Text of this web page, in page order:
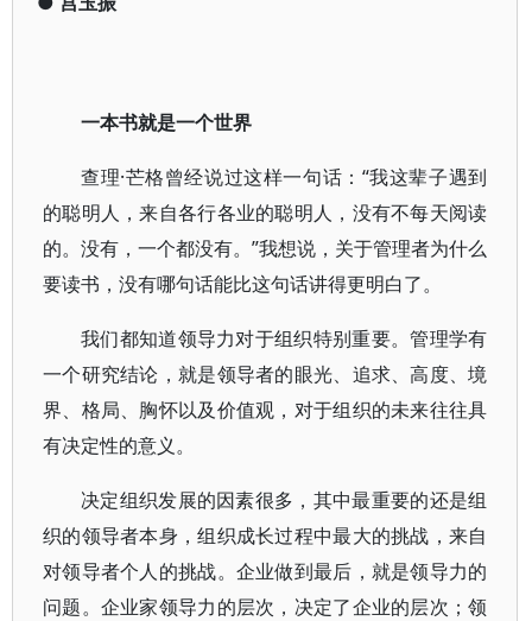
一本书就是一个世界
查理·芒格曾经说过这样一句话：“我这辈子遇到
的聪明人，来自各行各业的聪明人，没有不每天阅读
的。没有，一个都没有。”我想说，关于管理者为什么
要读书，没有哪句话能比这句话讲得更明白了。
我们都知道领导力对于组织特别重要。管理学有
一个研究结论，就是领导者的眼光、追求、高度、境
界、格局、胸怀以及价值观，对于组织的未来往往具
有决定性的意义。
决定组织发展的因素很多，其中最重要的还是组
织的领导者本身，组织成长过程中最大的挑战，来自
对领导者个人的挑战。企业做到最后，就是领导力的
问题。企业家领导力的层次，决定了企业的层次；领